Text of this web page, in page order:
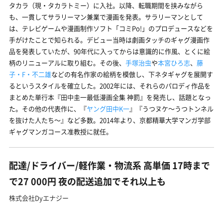
タカラ（現・タカラトミー）に入社。以降、転職期間を挟みながら
も、一貫してサラリーマン兼業で漫画を発表。サラリーマンとして
は、テレビゲームや漫画制作ソフト「コミPo!」のプロデュースなどを
手がけたことで知られる。デビュー当時は劇画タッチのギャグ漫画作
品を発表していたが、90年代に入ってからは意識的に作風、とくに絵
柄のリニューアルに取り組む。その後、 手塚治虫や本宮ひろ志、 藤
子・F・不二雄などの有名作家の絵柄を模倣し、下ネタギャグを展開す
るというスタイルを確立した。2002年には、それらのパロディ作品を
まとめた単行本『田中圭一最低漫画全集 神罰』を発売し、話題となっ
た。その他の代表作に、『ヤング田中K一』『うつヌケ〜うつトンネル
を抜けた人たち〜』など多数。2014年より、京都精華大学マンガ学部
ギャグマンガコース准教授に就任。
配達/ドライバー/軽作業・物流系 高単価 17時まで
で27 000円 夜の配送追加でそれ以上も
株式会社Dyエナジー